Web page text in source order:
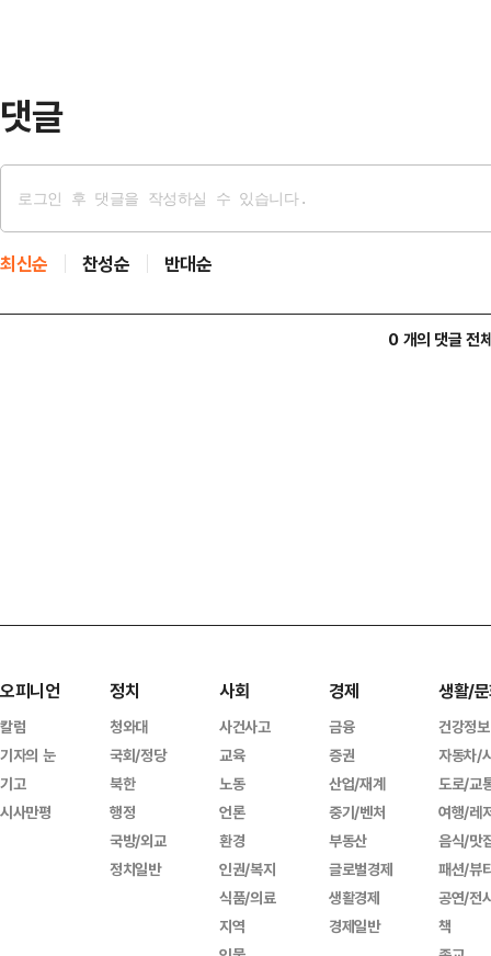
댓글
최신순 찬성순 반대순
0 개의 댓글 전
오피니언
칼럼
기자의 눈
기고
시사만평
정치
청와대
국회/정당
북한
행정
국방/외교
정치일반
사회
사건사고
교육
노동
언론
환경
인권/복지
식품/의료
지역
경제
금융
증권
산업/재계
중기/벤처
부동산
글로벌경제
생활경제
경제일반
생활/
건강정보
자동차/
도로/교
여행/레
음식/맛
패션/뷰
공연/전
책